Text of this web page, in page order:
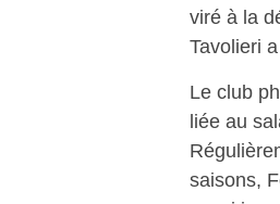
viré à la
Tavolieri
Le club
liée au
saisons,